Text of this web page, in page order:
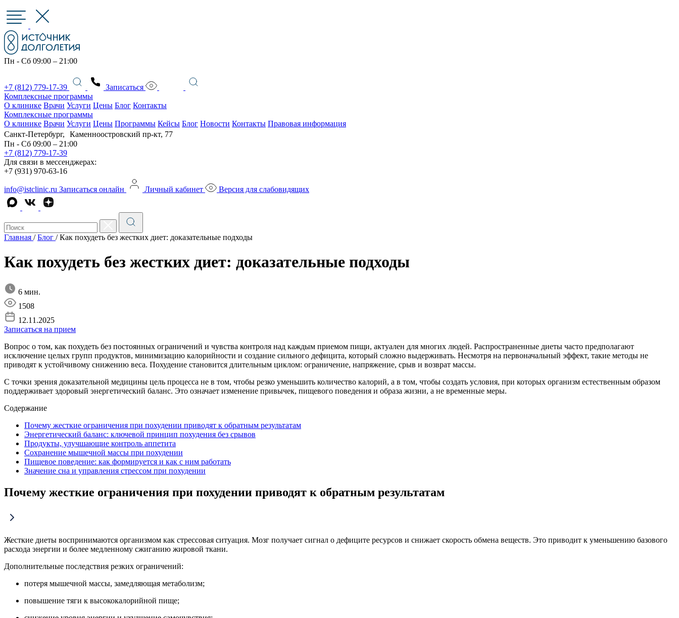
Пн - Сб 09:00 – 21:00
+7 (812) 779-17-39
Записаться
Комплексные программы
О клинике Врачи Услуги Цены Блог Контакты
Комплексные программы
О клинике Врачи Услуги Цены Программы Кейсы Блог Новости Контакты Правовая информация
Санкт-Петербург, Каменноостровский пр-кт, 77
Пн - Сб 09:00 – 21:00
+7 (812) 779-17-39
Для связи в мессенджерах:
+7 (931) 970-63-16
info@istclinic.ru Записаться онлайн Личный кабинет Версия для слабовидящих
Главная / Блог / Как похудеть без жестких диет: доказательные подходы
Как похудеть без жестких диет: доказательные подходы
6 мин.
1508
12.11.2025
Записаться на прием
Вопрос о том, как похудеть без постоянных ограничений и чувства контроля над каждым приемом пищи, актуален для многих людей. Распространенные диеты часто предполагают
исключение целых групп продуктов, минимизацию калорийности и создание сильного дефицита, который сложно выдерживать. Несмотря на первоначальный эффект, такие методы не
приводят к устойчивому снижению веса. Похудение становится длительным циклом: ограничение, напряжение, срыв и возврат массы.
С точки зрения доказательной медицины цель процесса не в том, чтобы резко уменьшить количество калорий, а в том, чтобы создать условия, при которых организм естественным образом
поддерживает здоровый энергетический баланс. Это означает изменение привычек, пищевого поведения и образа жизни, а не временные меры.
Содержание
Почему жесткие ограничения при похудении приводят к обратным результатам
Энергетический баланс: ключевой принцип похудения без срывов
Продукты, улучшающие контроль аппетита
Сохранение мышечной массы при похудении
Пищевое поведение: как формируется и как с ним работать
Значение сна и управления стрессом при похудении
Почему жесткие ограничения при похудении приводят к обратным результатам
Жесткие диеты воспринимаются организмом как стрессовая ситуация. Мозг получает сигнал о дефиците ресурсов и снижает скорость обмена веществ. Это приводит к уменьшению базового
расхода энергии и более медленному сжиганию жировой ткани.
Дополнительные последствия резких ограничений:
потеря мышечной массы, замедляющая метаболизм;
повышение тяги к высококалорийной пище;